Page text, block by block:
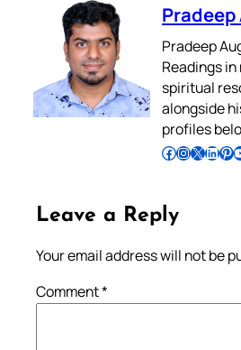
Pradeep
Readings
spiritual
alongside
profiles
Follow Pradeep on Facebook Follow Pradeep on InstagramFollow Pradeep on X Follow Pradeep on LinkedIn Follow Pradeep on Pinterest Subscribe to Pradeep’s Youtube Channel
Leave a Reply
Your email address will not be
Comment*